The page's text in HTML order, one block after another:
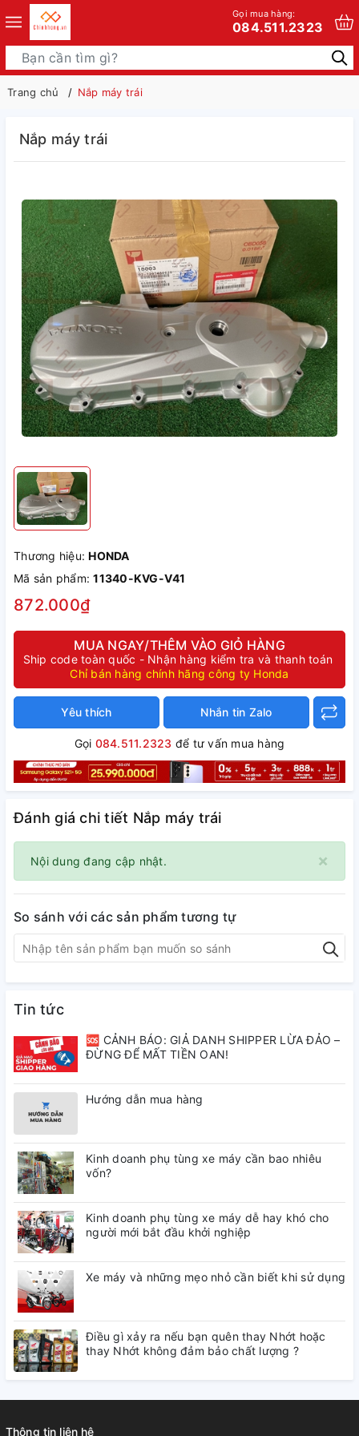
Gọi mua hàng:
084.511.2323
Trang chủ Nắp máy trái
Nắp máy trái
Thương hiệu:HONDA
Mã sản phẩm:11340-KVG-V41
872.000₫
MUA NGAY/THÊM VÀO GIỎ HÀNG
Ship code toàn quốc - Nhận hàng kiểm tra và thanh toán
Chỉ bán hàng chính hãng công ty Honda
Yêu thích Nhắn tin Zalo
Gọi 084.511.2323 để tư vấn mua hàng
Đánh giá chi tiết Nắp máy trái
×
Nội dung đang cập nhật.
So sánh với các sản phẩm tương tự
Tin tức
🆘 CẢNH BÁO: GIẢ DANH SHIPPER LỪA ĐẢO –
ĐỪNG ĐỂ MẤT TIỀN OAN!
Hướng dẫn mua hàng
Kinh doanh phụ tùng xe máy cần bao nhiêu
vốn?
Kinh doanh phụ tùng xe máy dễ hay khó cho
người mới bắt đầu khởi nghiệp
Xe máy và những mẹo nhỏ cần biết khi sử dụng
Điều gì xảy ra nếu bạn quên thay Nhớt hoặc
thay Nhớt không đảm bảo chất lượng ?
Thông tin liên hệ